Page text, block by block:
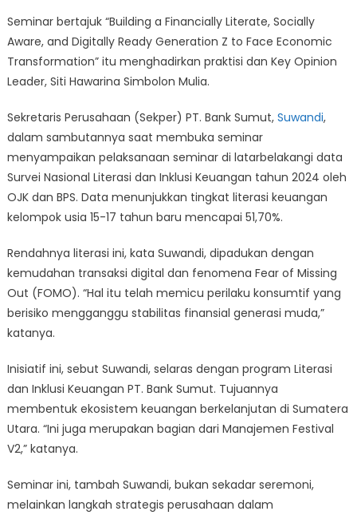
Seminar bertajuk “Building a Financially Literate, Socially
Aware, and Digitally Ready Generation Z to Face Economic
Transformation” itu menghadirkan praktisi dan Key Opinion
Leader, Siti Hawarina Simbolon Mulia.
Sekretaris Perusahaan (Sekper) PT. Bank Sumut, Suwandi,
dalam sambutannya saat membuka seminar
menyampaikan pelaksanaan seminar di latarbelakangi data
Survei Nasional Literasi dan Inklusi Keuangan tahun 2024 oleh
OJK dan BPS. Data menunjukkan tingkat literasi keuangan
kelompok usia 15-17 tahun baru mencapai 51,70%.
Rendahnya literasi ini, kata Suwandi, dipadukan dengan
kemudahan transaksi digital dan fenomena Fear of Missing
Out (FOMO). “Hal itu telah memicu perilaku konsumtif yang
berisiko mengganggu stabilitas finansial generasi muda,”
katanya.
Inisiatif ini, sebut Suwandi, selaras dengan program Literasi
dan Inklusi Keuangan PT. Bank Sumut. Tujuannya
membentuk ekosistem keuangan berkelanjutan di Sumatera
Utara. “Ini juga merupakan bagian dari Manajemen Festival
V2,” katanya.
Seminar ini, tambah Suwandi, bukan sekadar seremoni,
melainkan langkah strategis perusahaan dalam